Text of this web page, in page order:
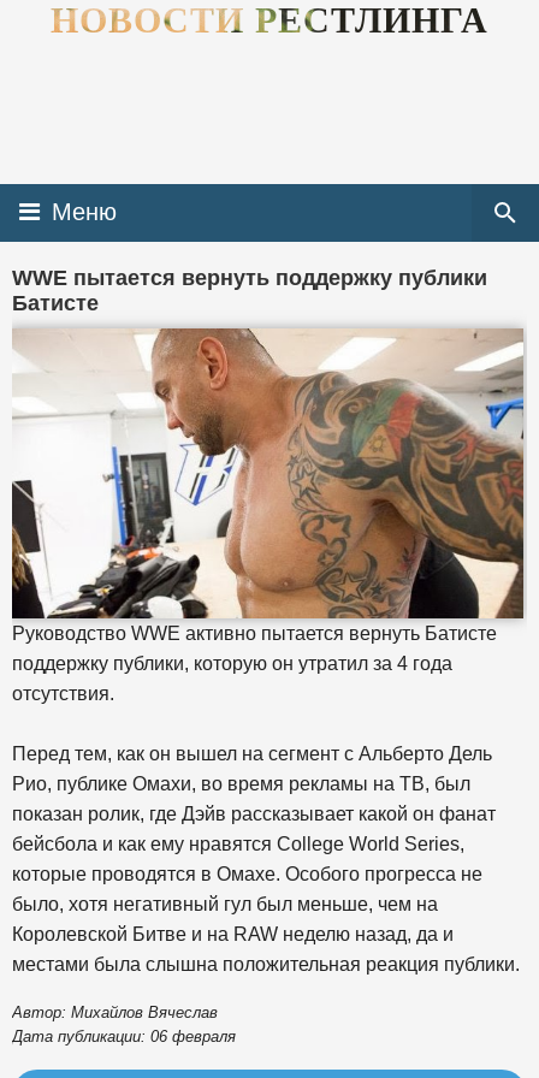
НОВОСТИ РЕСТЛИНГА
Меню
WWE пытается вернуть поддержку публики
Батисте
Руководство WWE активно пытается вернуть Батисте
поддержку публики, которую он утратил за 4 года
отсутствия.
Перед тем, как он вышел на сегмент с Альберто Дель
Рио, публике Омахи, во время рекламы на ТВ, был
показан ролик, где Дэйв рассказывает какой он фанат
бейсбола и как ему нравятся College World Series,
которые проводятся в Омахе. Особого прогресса не
было, хотя негативный гул был меньше, чем на
Королевской Битве и на RAW неделю назад, да и
местами была слышна положительная реакция публики.
Автор: Михайлов Вячеслав
Дата публикации: 06 февраля